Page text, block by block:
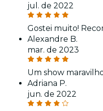
jul. de 2022
Gostei muito!
Alexandre B.
mar. de 2023
Um show
Adriana P.
jun. de 2022